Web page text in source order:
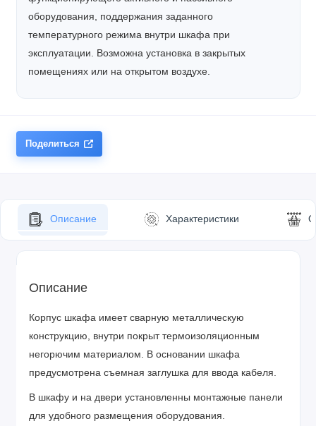
оборудования, поддержания заданного
температурного режима внутри шкафа при
эксплуатации. Возможна установка в закрытых
помещениях или на открытом воздухе.
Поделиться
Описание Характеристики
Описание
Корпус шкафа имеет сварную металлическую
конструкцию, внутри покрыт термоизоляционным
негорючим материалом. В основании шкафа
предусмотрена съемная заглушка для ввода кабеля.
В шкафу и на двери установленны монтажные панели
для удобного размещения оборудования.